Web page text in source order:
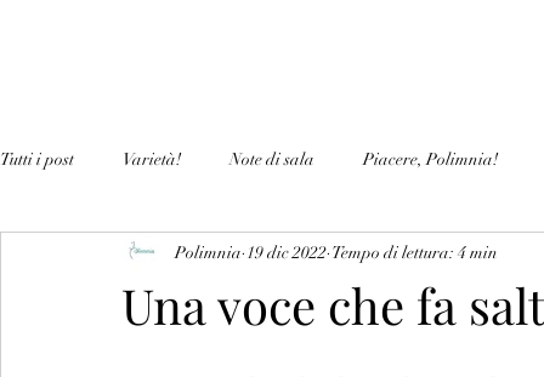
Tutti i post Varietà! Note di sala Piacere, Polimnia!
Una voce che fa
Polimnia 19 dic 2022 Tempo di lettura: 4 min